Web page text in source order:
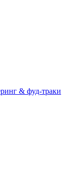
& фуд-траки